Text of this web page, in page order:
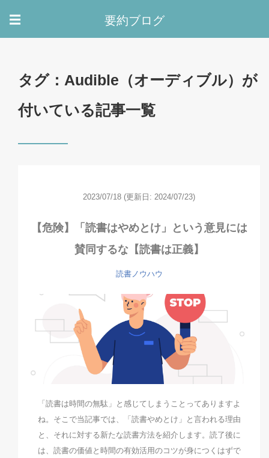
☰ 要約ブログ
タグ：Audible（オーディブル）が
付いている記事一覧
2023/07/18 (更新日: 2024/07/23)
【危険】「読書はやめとけ」という意見には
賛同するな【読書は正義】
読書ノウハウ
「読書は時間の無駄」と感じてしまうことってありますよ
ね。そこで当記事では、「読書やめとけ」と言われる理由
と、それに対する新たな読書方法を紹介します。読了後に
は、読書の価値と時間の有効活用のコツが身につくはずで